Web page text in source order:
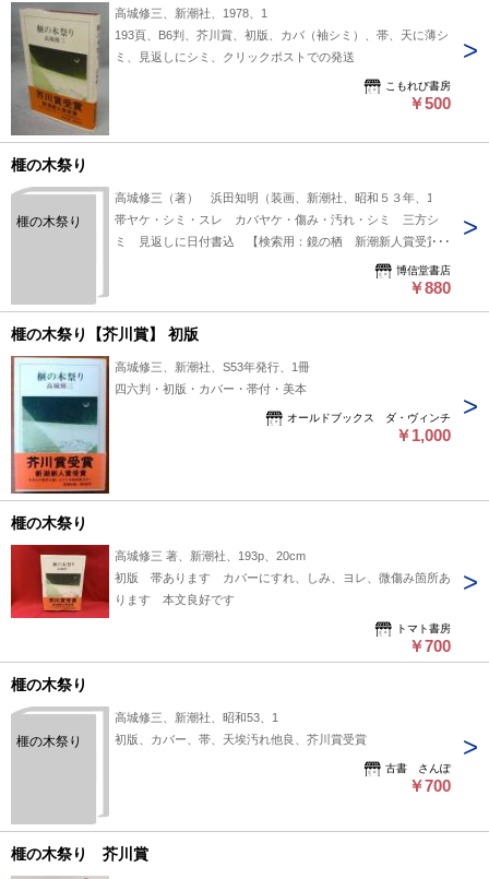
高城修三、新潮社、1978、1
193頁、B6判、芥川賞、初版、カバ（袖シミ）、帯、天に薄シ
ミ、見返しにシミ、クリックポストでの発送
こもれび書房
￥500
榧の木祭り
榧の木祭り
高城修三（著） 浜田知明（装画、新潮社、昭和５３年、1
帯ヤケ・シミ・スレ カバヤケ・傷み・汚れ・シミ 三方シ
ミ 見返しに日付書込 【検索用：鏡の栖 新潮新人賞受賞
博信堂書店
￥880
榧の木祭り【芥川賞】 初版
高城修三、新潮社、S53年発行、1冊
四六判・初版・カバー・帯付・美本
オールドブックス ダ・ヴィンチ
￥1,000
榧の木祭り
高城修三 著、新潮社、193p、20cm
初版 帯あります カバーにすれ、しみ、ヨレ、微傷み箇所あ
ります 本文良好です
トマト書房
￥700
榧の木祭り
榧の木祭り
高城修三、新潮社、昭和53、1
初版、カバー、帯、天埃汚れ他良、芥川賞受賞
古書 さんぽ
￥700
榧の木祭り 芥川賞